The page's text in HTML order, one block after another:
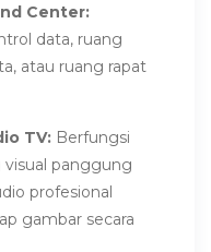
Center:
data, ruang
atau ruang rapat
TV: Berfungsi
visual panggung
profesional
gambar secara